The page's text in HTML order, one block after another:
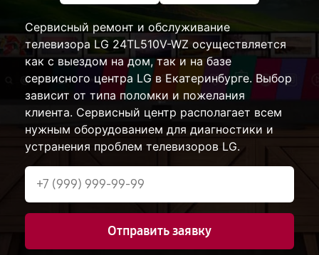
Сервисный ремонт и обслуживание
телевизора LG 24TL510V-WZ осуществляется
как с выездом на дом, так и на базе
сервисного центра LG в Екатеринбурге. Выбор
зависит от типа поломки и пожелания
клиента. Сервисный центр располагает всем
нужным оборудованием для диагностики и
устранения проблем телевизоров LG.
Отправить заявку